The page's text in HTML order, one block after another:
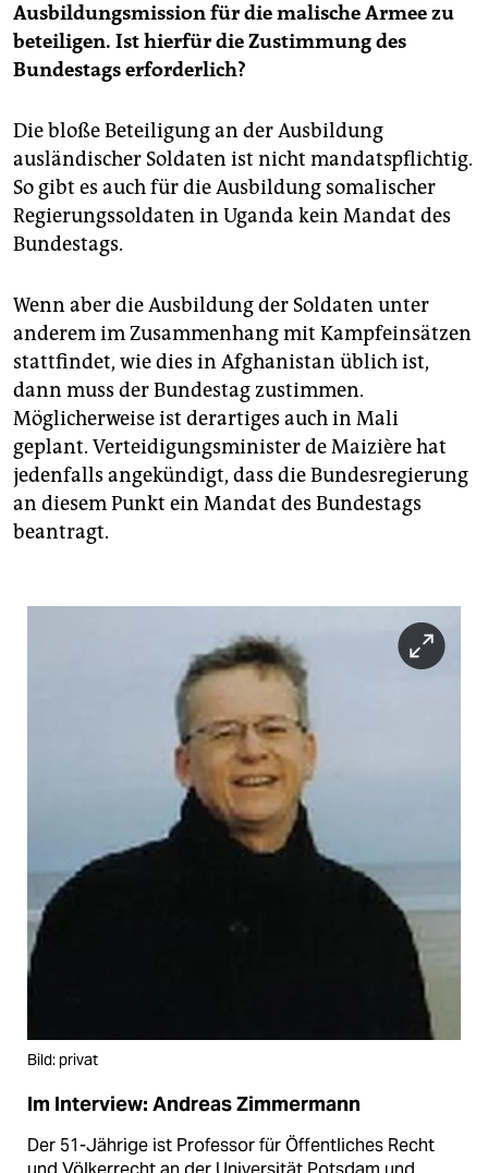
Ausbildungsmission für die malische Armee zu
beteiligen. Ist hierfür die Zustimmung des
Bundestags erforderlich?
Die bloße Beteiligung an der Ausbildung
ausländischer Soldaten ist nicht mandatspflichtig.
So gibt es auch für die Ausbildung somalischer
Regierungssoldaten in Uganda kein Mandat des
Bundestags.
Wenn aber die Ausbildung der Soldaten unter
anderem im Zusammenhang mit Kampfeinsätzen
stattfindet, wie dies in Afghanistan üblich ist,
dann muss der Bundestag zustimmen.
Möglicherweise ist derartiges auch in Mali
geplant. Verteidigungsminister de Maizière hat
jedenfalls angekündigt, dass die Bundesregierung
an diesem Punkt ein Mandat des Bundestags
beantragt.
Bild: privat
Im Interview: Andreas Zimmermann
Der 51-Jährige ist Professor für Öffentliches Recht